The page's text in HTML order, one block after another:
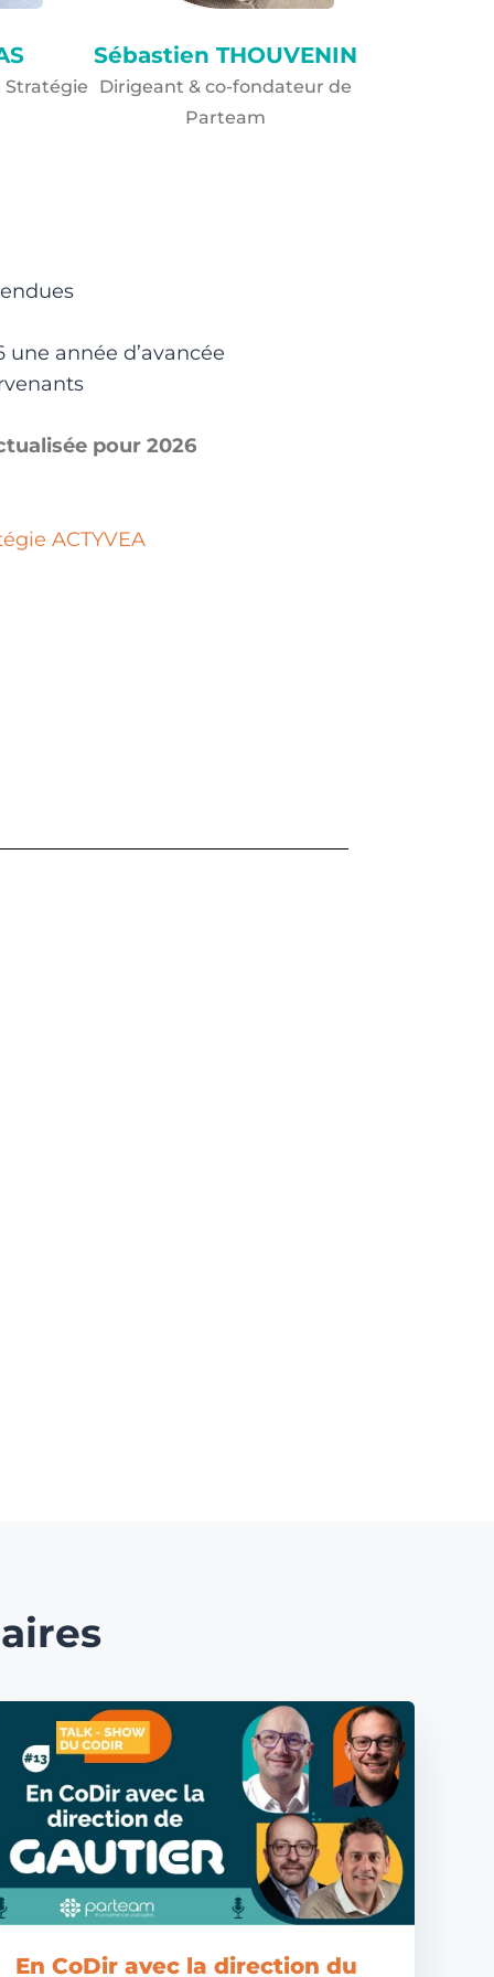
Stratégie
Sébastien THOUVENIN
Dirigeant & co-fondateur de
Parteam
année d’avancée
pour 2026
ACTYVEA
En CoDir avec la direction du